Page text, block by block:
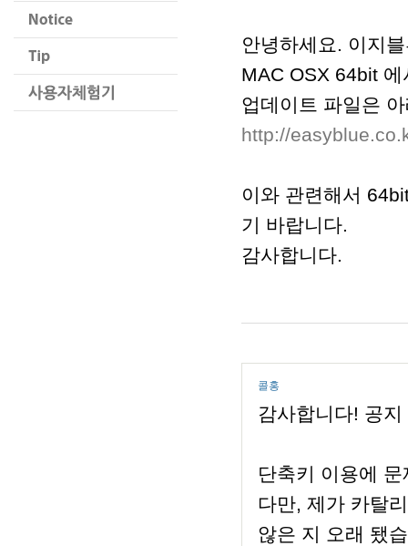
안녕하세요. 이지
MAC OSX 64bit
업데이트 파일은
http://
이와 관련해서
기 바랍니다.
감사합니다.
콜홍
감사합니다! 공
단축키 이용에
다만, 제가 카탈
않은 지 오래 됐